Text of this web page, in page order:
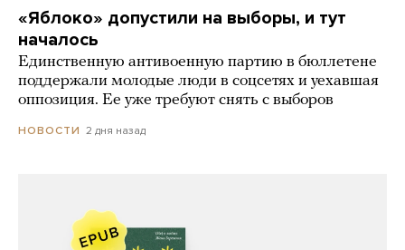
«Яблоко» допустили на выборы, и тут
началось
Единственную антивоенную партию в бюллетене
поддержали молодые люди в соцсетях и уехавшая
оппозиция. Ее уже требуют снять с выборов
НОВОСТИ 2 дня назад